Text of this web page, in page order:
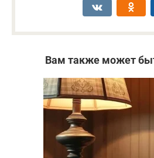
Вам также может